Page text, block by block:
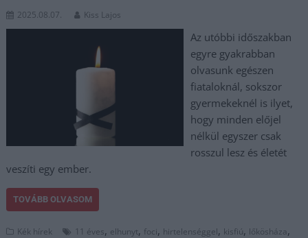
2025.08.07. Kiss Lajos
Az utóbbi időszakban
egyre gyakrabban
olvasunk egészen
fiataloknál, sokszor
gyermekeknél is ilyet,
hogy minden előjel
nélkül egyszer csak
rosszul lesz és életét
veszíti egy ember.
TOVÁBB OLVASOM
Kék hírek 11 éves, elhunyt, foci, hirtelenséggel, kisfiú, lőkösháza,